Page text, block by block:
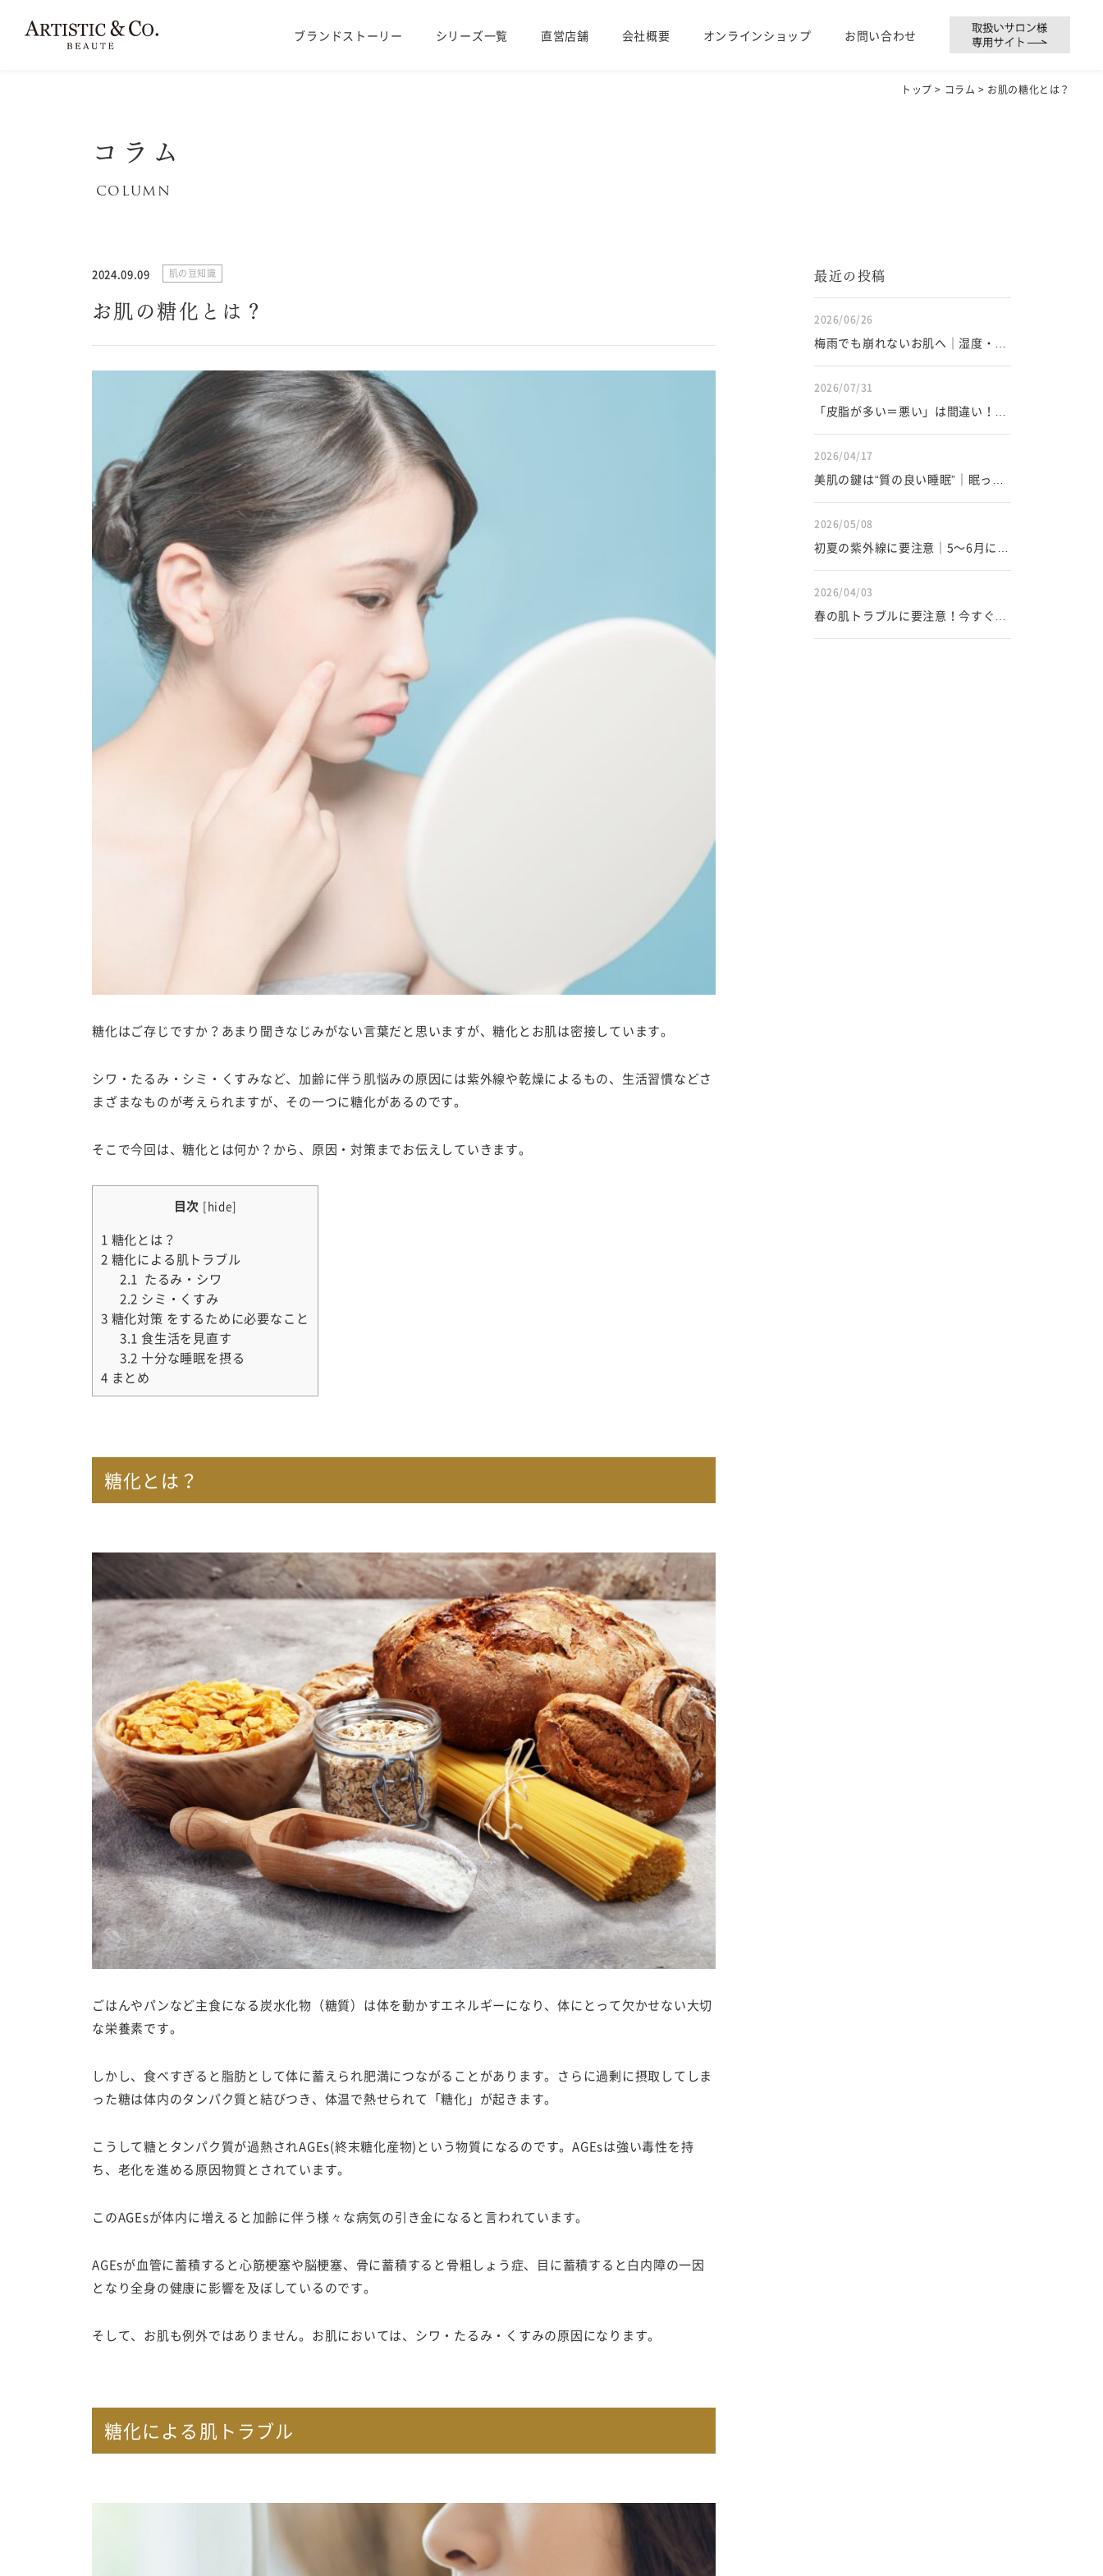
ブランドストーリー シリーズ一覧 直営店舗 会社概要 オンラインショップ お問い合わせ
トップ > コラム > お肌の糖化とは？
コラム
2024.09.09 肌の豆知識
お肌の糖化とは？
糖化はご存じですか？あまり聞きなじみがない言葉だと思いますが、糖化とお肌は密接しています。
シワ・たるみ・シミ・くすみなど、加齢に伴う肌悩みの原因には紫外線や乾燥によるもの、生活習慣などさ
まざまなものが考えられますが、その一つに糖化があるのです。
そこで今回は、糖化とは何か？から、原因・対策までお伝えしていきます。
目次 [hide]
1 糖化とは？
2 糖化による肌トラブル
2.1 たるみ・シワ
2.2 シミ・くすみ
3 糖化対策 をするために必要なこと
3.1 食生活を見直す
3.2 十分な睡眠を摂る
4 まとめ
糖化とは？
ごはんやパンなど主食になる炭水化物（糖質）は体を動かすエネルギーになり、体にとって欠かせない大切
な栄養素です。
しかし、食べすぎると脂肪として体に蓄えられ肥満につながることがあります。さらに過剰に摂取してしま
った糖は体内のタンパク質と結びつき、体温で熱せられて「糖化」が起きます。
こうして糖とタンパク質が過熱されAGEs(終末糖化産物)という物質になるのです。AGEsは強い毒性を持
ち、老化を進める原因物質とされています。
このAGEsが体内に増えると加齢に伴う様々な病気の引き金になると言われています。
AGEsが血管に蓄積すると心筋梗塞や脳梗塞、骨に蓄積すると骨粗しょう症、目に蓄積すると白内障の一因
となり全身の健康に影響を及ぼしているのです。
そして、お肌も例外ではありません。お肌においては、シワ・たるみ・くすみの原因になります。
糖化による肌トラブル
最近の投稿
2026/06/26
梅雨でも崩れないお肌へ｜湿度・皮
2026/07/31
「皮脂が多い＝悪い」は間違い！毛
2026/04/17
美肌の鍵は“質の良い睡眠”｜眠って
2026/05/08
初夏の紫外線に要注意｜5〜6月に肌
2026/04/03
春の肌トラブルに要注意！今すぐ始